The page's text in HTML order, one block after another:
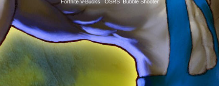
Fortnite V-Bucks
OSRS Bubble Shooter